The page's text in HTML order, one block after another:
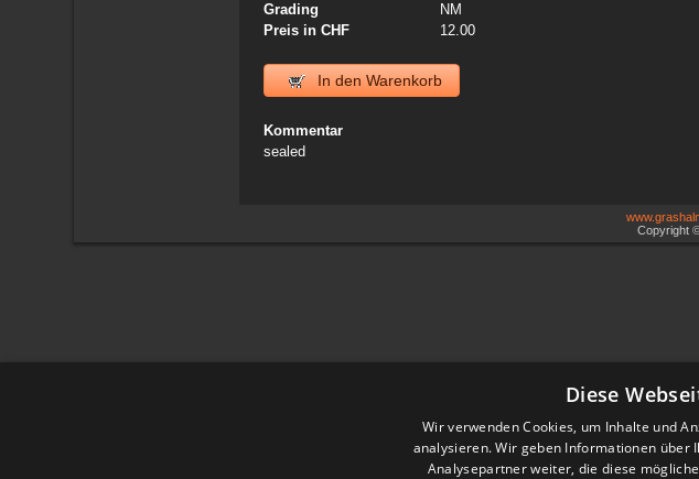
Grading
NM
Preis in CHF
12.00
In den Warenkorb
Kommentar
sealed
Copyright
Diese
Wir verwenden Cookies, um Inhalte und
analysieren. Wir geben Informationen über
Analysepartner weiter, die diese